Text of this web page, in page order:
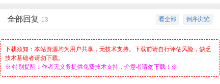
倒序浏览
看全部
全部回复 13
下载须知：本站资源均为用户共享，无技术支持。下载前请自行评估风险，缺乏
技术基础者请勿下载。
※ 特别提醒：作者无义务提供免费技术支持，介意者请勿下载！※